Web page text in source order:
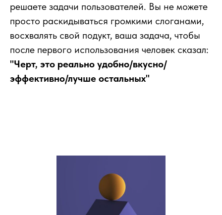
решаете задачи пользователей. Вы не можете
просто раскидываться громкими слоганами,
восхвалять свой подукт, ваша задача, чтобы
после первого использования человек сказал:
"Черт, это реально удобно/вкусно/
эффективно/лучше остальных"